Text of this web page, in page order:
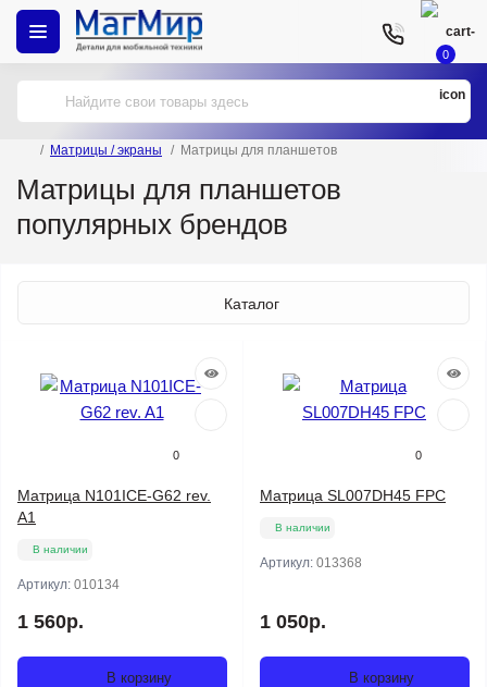
0
Матрицы / экраны Матрицы для планшетов
Матрицы для планшетов
популярных брендов
Каталог
0
Матрица N101ICE-G62 rev.
A1
В наличии
Артикул: 010134
1 560р.
В корзину
0
Матрица SL007DH45 FPC
В наличии
Артикул: 013368
1 050р.
В корзину